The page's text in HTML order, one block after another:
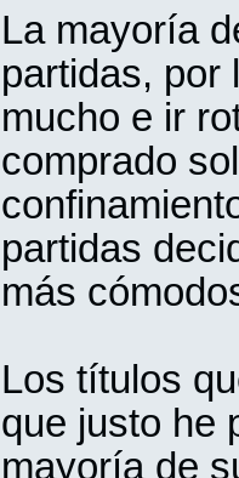
La mayoría
partidas, por
mucho e ir
comprado
partidas
más
Los títulos
que justo he
mayoría de